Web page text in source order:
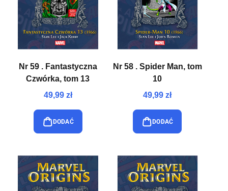
Nr 59 . Fantastyczna
Czwórka, tom 13
49,99 zł
DODAĆ
Nr 58 . Spider Man, tom
10
49,99 zł
DODAĆ